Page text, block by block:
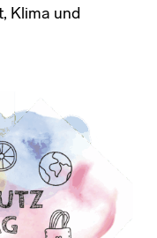
Klima und